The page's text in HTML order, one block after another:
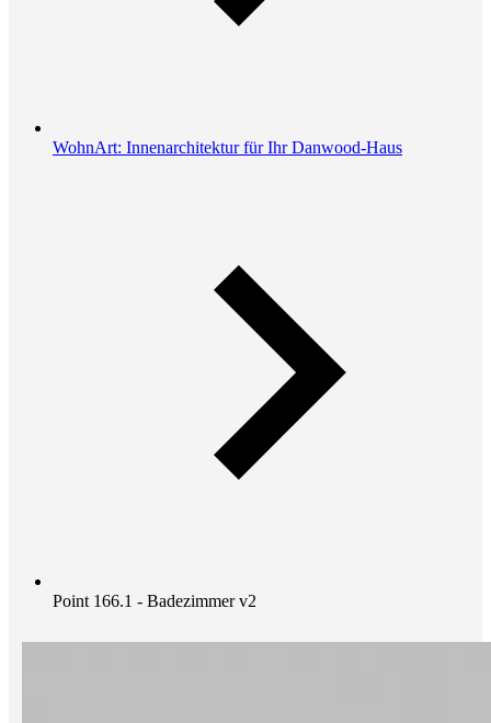
WohnArt: Innenarchitektur für Ihr Danwood-Haus
Point 166.1 - Badezimmer v2